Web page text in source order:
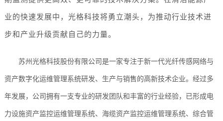
业的快速发展中，光格科技将勇立潮头，为推动行业技术进
步和产业升级贡献自己的力量。
苏州光格科技股份有限公司是一家专注于新一代光纤传感网络与
资产数字化运维管理系统研发、生产与销售的高新技术企业。经过多
年发展，公司拥有一支专业的研发团队和丰富的行业经验，已形成电
力设施资产监控运维管理系统、海缆资产监控运维管理系统、综合管